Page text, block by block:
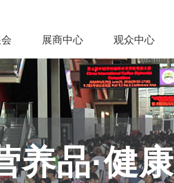
展商中心 观众中心
养品·健